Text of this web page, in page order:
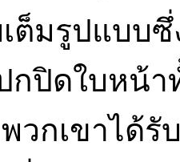
ต็มรูปแบบซึ่
กปิดใบหน้า
วกเขาได้